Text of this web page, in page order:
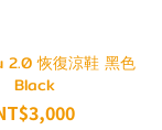
2.0 恢復涼鞋 黑色
Black